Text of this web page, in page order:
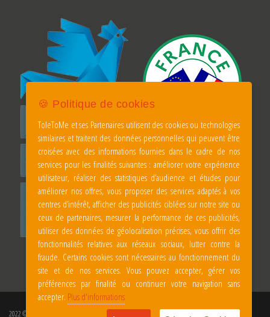
2022 © Amiral Studio. Tout droits réservés. Mentions Légales Réalisation du site AMIRAL STUDIO
🍪 Politique de cookies
ToleToMe et ses Partenaires utilisent des cookies ou technologies
similaires et traitent des données personnelles qui peuvent être
croisées avec des informations fournies dans le cadre de nos
services pour les finalités suivantes : améliorer votre expérience
utilisateur, réaliser des statistiques d’audience et études pour
améliorer nos offres, vous proposer des services adaptés à vos
centres d’intérêt, afficher des publicités ciblées sur notre site ou
ceux de partenaires, mesurer la performance de ces publicités,
utiliser des données de géolocalisation précises, vous offrir des
fonctionnalités relatives aux réseaux sociaux, lutter contre la
fraude. Certains cookies sont nécessaires au fonctionnement du
site et de nos services. Vous pouvez accepter, gérer vos
préférences par finalité ou continuer votre navigation sans
accepter. Plus d'informations